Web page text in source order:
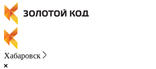
Хабаровск